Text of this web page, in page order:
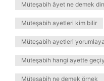
Müteşabih âyet ne demek
Müteşabih ayetleri kim bilir
Müteşabih ayetleri
Müteşabih hangi ayette
Müteşabih ne demek örnek